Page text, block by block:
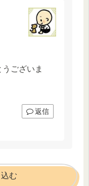
ございま
返信
む